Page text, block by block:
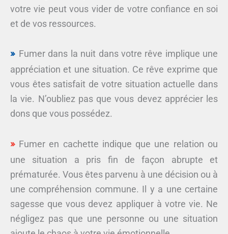
votre vie peut vous vider de votre confiance en soi
et de vos ressources.
Fumer dans la nuit dans votre rêve implique une
appréciation et une situation. Ce rêve exprime que
vous êtes satisfait de votre situation actuelle dans
la vie. N’oubliez pas que vous devez apprécier les
dons que vous possédez.
Fumer en cachette indique que une relation ou
une situation a pris fin de façon abrupte et
prématurée. Vous êtes parvenu à une décision ou à
une compréhension commune. Il y a une certaine
sagesse que vous devez appliquer à votre vie. Ne
négligez pas que une personne ou une situation